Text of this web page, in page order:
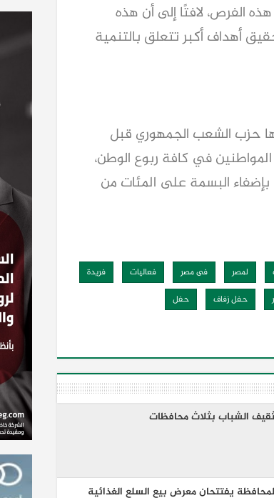
الفرص، لافتًا إلى أن هذه
أهداف أكبر تتعلق بالتنمية
حزب الشعب الجمهوري قبل
في كافة ربوع الوطن،
بإضفاء البسمة على المئات من
لمصر فى مصر فعاليات
فريدة
حفل زفاف حفل
الشباب بثلاث محافظات
يفتتحان معرض بيع السلع الغذائية